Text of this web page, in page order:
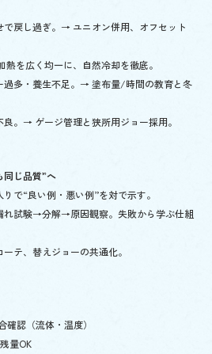
で戻し過ぎ。→ ユニオン併用、オフセット
を広く均一に、自然冷却を徹底。
過多・養生不足。→ 塗布量/時間の教育と冬
。→ ゲージ管理と狭所用ジョー採用。
じ品質”へ
で“良い例・悪い例”を対で示す。
れ試験→分解→原因観察。失敗から学ぶ仕組
テ、替えジョーの共通化。
認（流体・温度）
量OK